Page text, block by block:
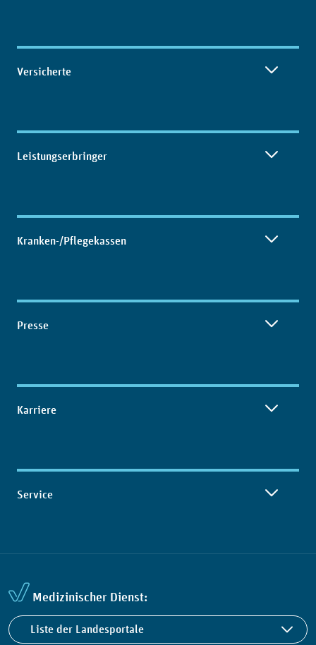
Versicherte
Leistungserbringer
Kranken-/Pflegekassen
Presse
Karriere
Service
Medizinischer Dienst:
Liste der Landesportale